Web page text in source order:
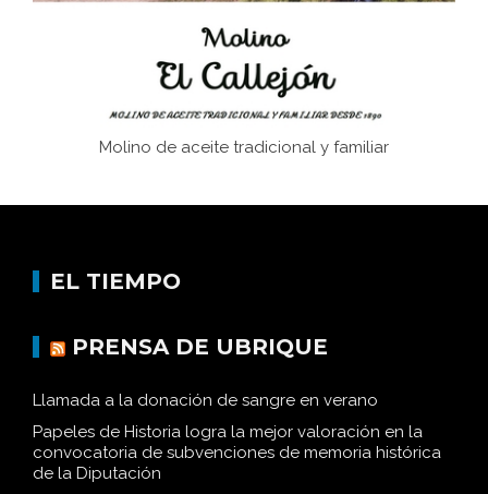
Molino de aceite tradicional y familiar
EL TIEMPO
PRENSA DE UBRIQUE
Llamada a la donación de sangre en verano
Papeles de Historia logra la mejor valoración en la
convocatoria de subvenciones de memoria histórica
de la Diputación